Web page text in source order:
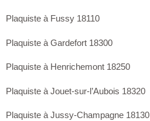
Plaquiste à Fussy 18110
Plaquiste à Gardefort 18300
Plaquiste à Henrichemont 18250
Plaquiste à Jouet-sur-l’Aubois 18320
Plaquiste à Jussy-Champagne 18130